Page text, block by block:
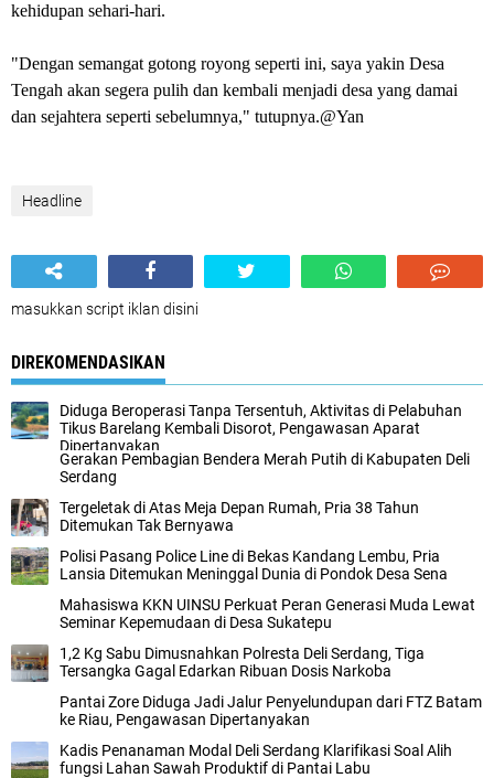
kehidupan sehari-hari.
"Dengan semangat gotong royong seperti ini, saya yakin Desa
Tengah akan segera pulih dan kembali menjadi desa yang damai
dan sejahtera seperti sebelumnya," tutupnya.@Yan
Headline
masukkan script iklan disini
DIREKOMENDASIKAN
Diduga Beroperasi Tanpa Tersentuh, Aktivitas di Pelabuhan
Tikus Barelang Kembali Disorot, Pengawasan Aparat
Dipertanyakan
Gerakan Pembagian Bendera Merah Putih di Kabupaten Deli
Serdang
Tergeletak di Atas Meja Depan Rumah, Pria 38 Tahun
Ditemukan Tak Bernyawa
Polisi Pasang Police Line di Bekas Kandang Lembu, Pria
Lansia Ditemukan Meninggal Dunia di Pondok Desa Sena
Mahasiswa KKN UINSU Perkuat Peran Generasi Muda Lewat
Seminar Kepemudaan di Desa Sukatepu
1,2 Kg Sabu Dimusnahkan Polresta Deli Serdang, Tiga
Tersangka Gagal Edarkan Ribuan Dosis Narkoba
Pantai Zore Diduga Jadi Jalur Penyelundupan dari FTZ Batam
ke Riau, Pengawasan Dipertanyakan
Kadis Penanaman Modal Deli Serdang Klarifikasi Soal Alih
fungsi Lahan Sawah Produktif di Pantai Labu